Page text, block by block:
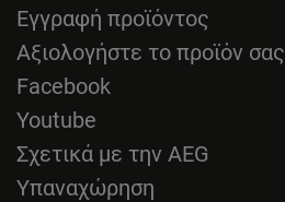
Εγγραφή προϊόντος
Αξιολογήστε το προϊόν σας
Facebook
Youtube
Σχετικά με την AEG
Υπαναχώρηση